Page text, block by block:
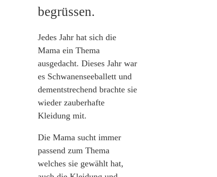
begrüssen.
Jedes Jahr hat sich die
Mama ein Thema
ausgedacht. Dieses Jahr war
es Schwanenseeballett und
dementstrechend brachte sie
wieder zauberhafte
Kleidung mit.
Die Mama sucht immer
passend zum Thema
welches sie gewählt hat,